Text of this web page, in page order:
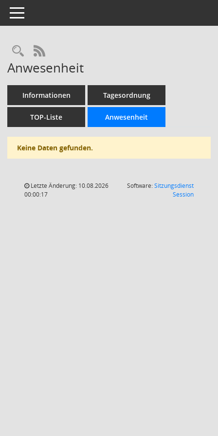
Toggle navigation
Rechercheauswahl
RSS-Feed
Anwesenheit
Informationen Tagesordnung
TOP-Liste Anwesenheit
Keine Daten gefunden.
Letzte Änderung: 10.08.2026
00:00:17
Software:Sitzungsdienst
Session(Wird in